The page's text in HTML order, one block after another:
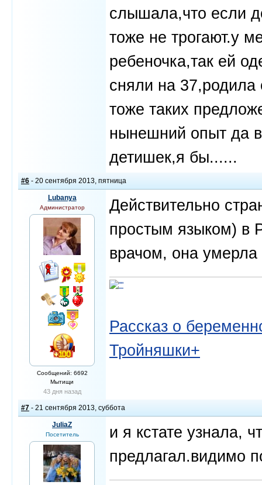
слышала,что если
тоже не трогают.у
ребеночка,так ей
сняли на
тоже таких
нынешний опыт да
детишек,я бы......
#6 - 20 сентября 2013, пятница
Lubanya
Администратор
Сообщений: 6692
Мытищи
43 дня назад
Действительно
простым языком) в
врачом, она
Рассказ о
Тройняшки+
#7 - 21 сентября 2013, суббота
JuliaZ
Посетитель
и я кстате узнала,
предлагал.видимо